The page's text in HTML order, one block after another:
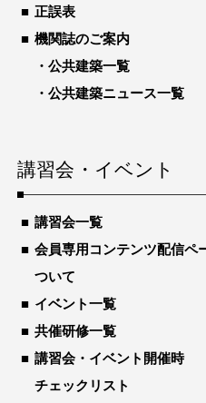
正誤表
機関誌のご案内
公共建築一覧
公共建築ニュース一覧
講習会・イベント
講習会一覧
会員専用コンテンツ配信ペ
ついて
イベント一覧
共催研修一覧
講習会・イベント開催時
チェックリスト